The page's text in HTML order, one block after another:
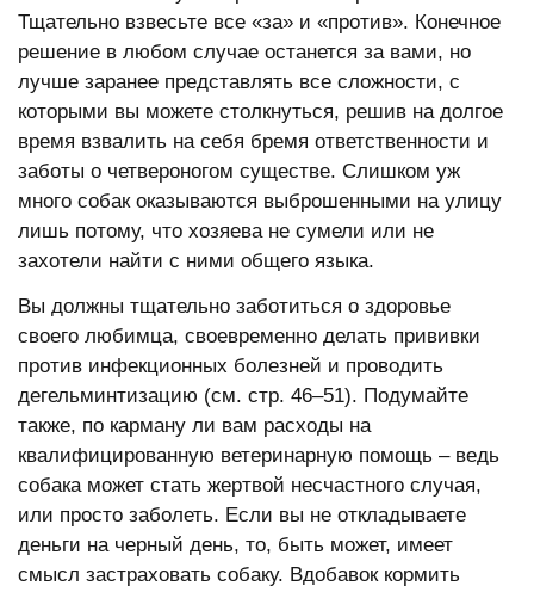
Тщательно взвесьте все «за» и «против». Конечное
решение в любом случае останется за вами, но
лучше заранее представлять все сложности, с
которыми вы можете столкнуться, решив на долгое
время взвалить на себя бремя ответственности и
заботы о четвероногом существе. Слишком уж
много собак оказываются выброшенными на улицу
лишь потому, что хозяева не сумели или не
захотели найти с ними общего языка.
Вы должны тщательно заботиться о здоровье
своего любимца, своевременно делать прививки
против инфекционных болезней и проводить
дегельминтизацию (см. стр. 46–51). Подумайте
также, по карману ли вам расходы на
квалифицированную ветеринарную помощь – ведь
собака может стать жертвой несчастного случая,
или просто заболеть. Если вы не откладываете
деньги на черный день, то, быть может, имеет
смысл застраховать собаку. Вдобавок кормить